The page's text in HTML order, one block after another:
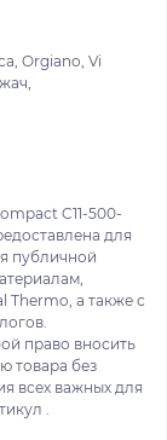
Orgiano, Vi
C11-500-
для
публичной
Thermo, а также с
право вносить
товара без
всех важных для
.